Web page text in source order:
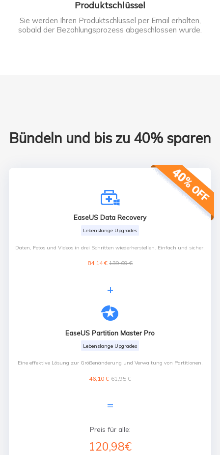
Produktschlüssel
Sie werden Ihren Produktschlüssel per Email erhalten,
sobald der Bezahlungsprozess abgeschlossen wurde.
Bündeln und bis zu 40% sparen

EaseUS Data Recovery
Lebenslange Upgrades
Daten, Fotos und Videos in drei Schritten wiederherstellen. Einfach und sicher.
84,14 € 139,69 €
+

EaseUS Partition Master Pro
Lebenslange Upgrades
Eine effektive Lösung zur Größenänderung und Verwaltung von Partitionen.
46,10 € 61,95 €
=
Preis für alle:
120,98€